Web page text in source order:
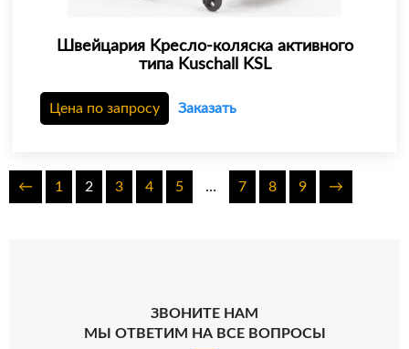
Швейцария Kресло-коляска активного
типа Kuschall KSL
Цена по запросу Заказать
← 1 2 3 4 5 … 7 8 9 →
ЗВОНИТЕ НАМ
МЫ ОТВЕТИМ НА ВСЕ ВОПРОСЫ